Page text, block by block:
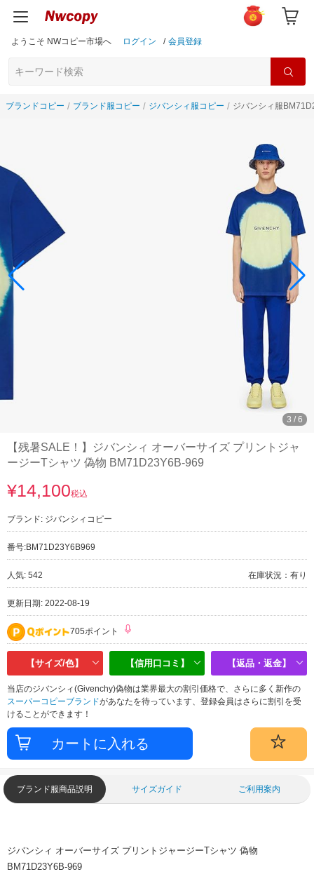
ようこそ NWコピー市場へ ログイン / 会員登録
ブランドコピー ブランド服コピー ジバンシィ服コピー ジバンシィ服
3 / 6
【残暑SALE！】ジバンシィ オーバーサイズ プリントジャ
ージーTシャツ 偽物 BM71D23Y6B-969
¥14,100税込
ブランド: ジバンシィコピー
番号:BM71D23Y6B969
人気: 542 在庫状況：有り
更新日期: 2022-08-19
705ポイント
【サイズ/色】 【信用口コミ】 【返品・返金】
当店のジバンシィ(Givenchy)偽物は業界最大の割引価格で、さらに多く新作の
スーパーコピーブランドがあなたを待っています、登録会員はさらに割引を受
けることができます！
ブランド服商品説明 サイズガイド ご利用案内
ジバンシィ オーバーサイズ プリントジャージーTシャツ 偽物
BM71D23Y6B-969